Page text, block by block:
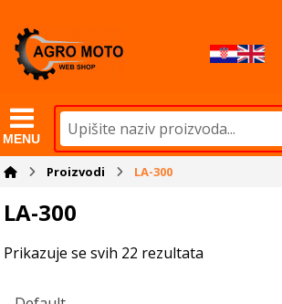
MENU
Proizvodi LA-300
LA-300
Prikazuje se svih 22 rezultata